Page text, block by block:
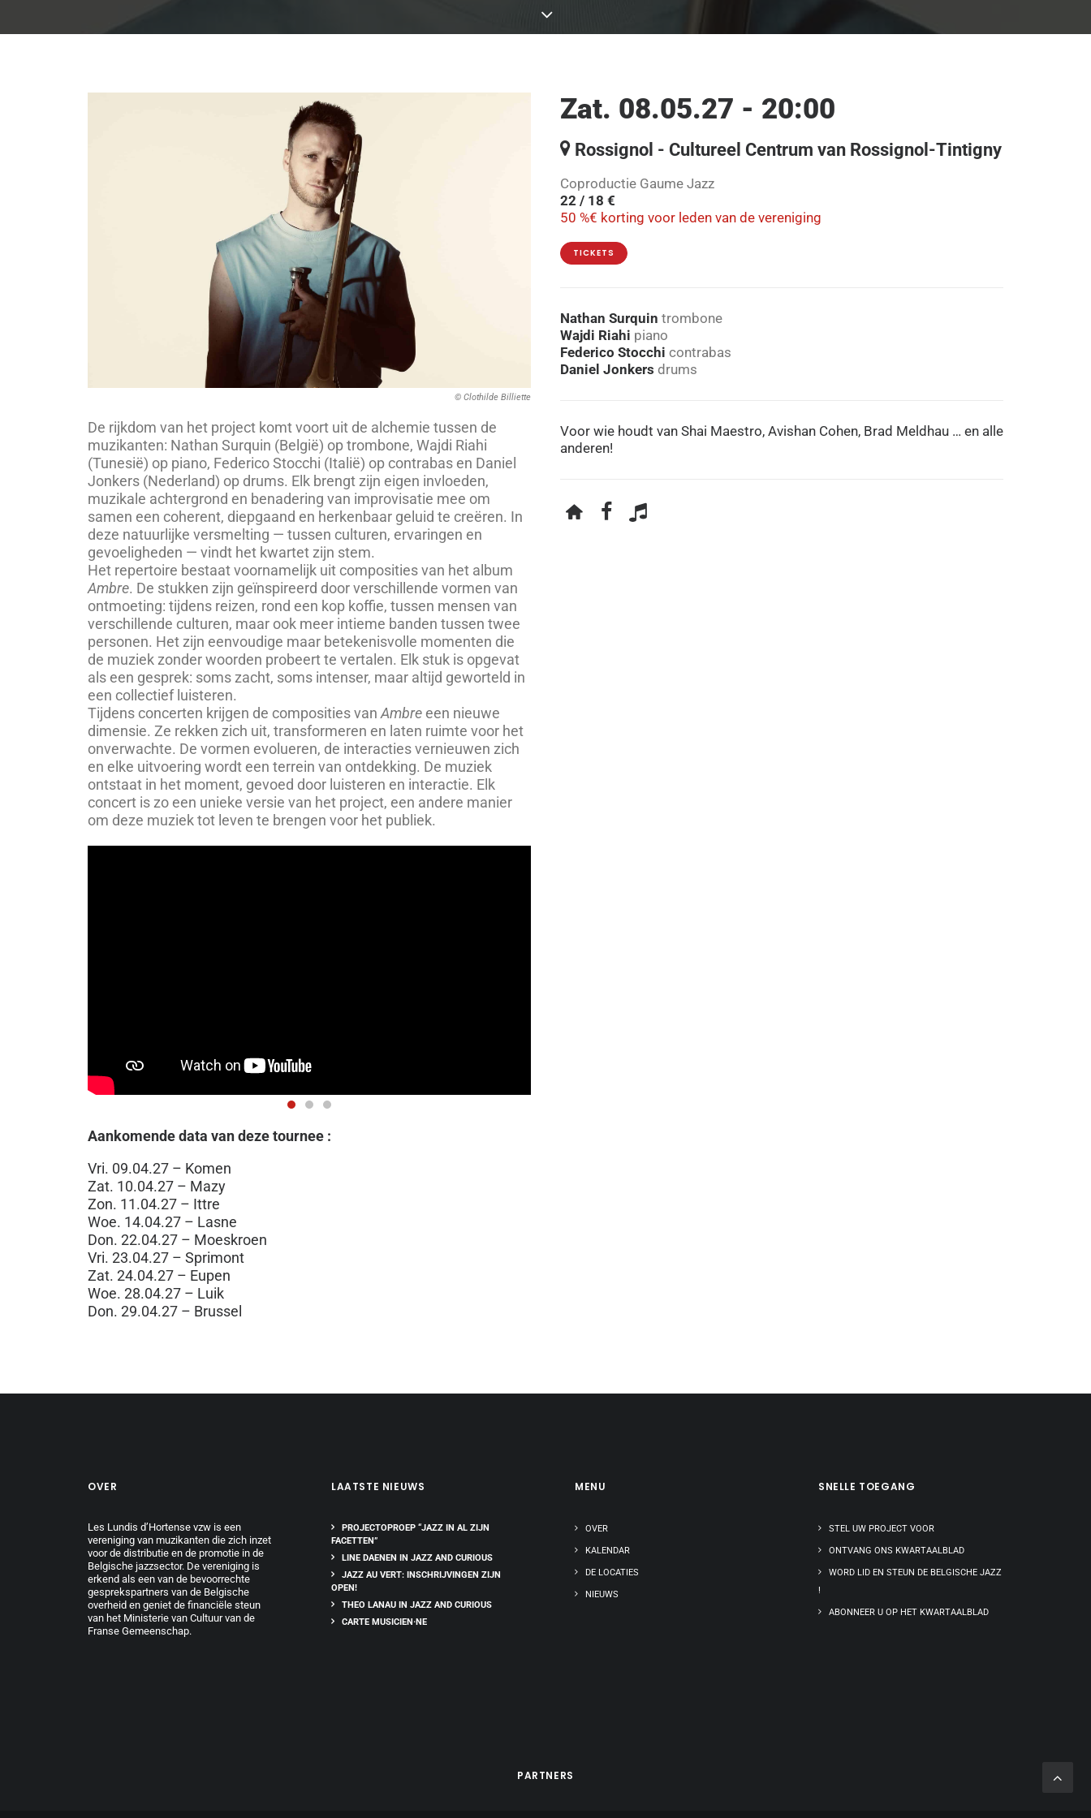
© Clothilde Billiette
De rijkdom van het project komt voort uit de alchemie tussen de
muzikanten: Nathan Surquin (België) op trombone, Wajdi Riahi
(Tunesië) op piano, Federico Stocchi (Italië) op contrabas en Daniel
Jonkers (Nederland) op drums. Elk brengt zijn eigen invloeden,
muzikale achtergrond en benadering van improvisatie mee om
samen een coherent, diepgaand en herkenbaar geluid te creëren. In
deze natuurlijke versmelting — tussen culturen, ervaringen en
gevoeligheden — vindt het kwartet zijn stem.
Het repertoire bestaat voornamelijk uit composities van het album
Ambre. De stukken zijn geïnspireerd door verschillende vormen van
ontmoeting: tijdens reizen, rond een kop koffie, tussen mensen van
verschillende culturen, maar ook meer intieme banden tussen twee
personen. Het zijn eenvoudige maar betekenisvolle momenten die
de muziek zonder woorden probeert te vertalen. Elk stuk is opgevat
als een gesprek: soms zacht, soms intenser, maar altijd geworteld in
een collectief luisteren.
Tijdens concerten krijgen de composities van Ambre een nieuwe
dimensie. Ze rekken zich uit, transformeren en laten ruimte voor het
onverwachte. De vormen evolueren, de interacties vernieuwen zich
en elke uitvoering wordt een terrein van ontdekking. De muziek
ontstaat in het moment, gevoed door luisteren en interactie. Elk
concert is zo een unieke versie van het project, een andere manier
om deze muziek tot leven te brengen voor het publiek.
Aankomende data van deze tournee :
Vri. 09.04.27 – Komen
Zat. 10.04.27 – Mazy
Zon. 11.04.27 – Ittre
Woe. 14.04.27 – Lasne
Don. 22.04.27 – Moeskroen
Vri. 23.04.27 – Sprimont
Zat. 24.04.27 – Eupen
Woe. 28.04.27 – Luik
Don. 29.04.27 – Brussel
Zat. 08.05.27 - 20:00
Rossignol - Cultureel Centrum van Rossignol-Tintigny
Coproductie Gaume Jazz
22 / 18 €
50 %€ korting voor leden van de vereniging
TICKETS
Nathan Surquin trombone
Wajdi Riahi piano
Federico Stocchi contrabas
Daniel Jonkers drums
Voor wie houdt van Shai Maestro, Avishan Cohen, Brad Meldhau … en alle
anderen!
OVER
Les Lundis d’Hortense vzw is een
vereniging van muzikanten die zich inzet
voor de distributie en de promotie in de
Belgische jazzsector. De vereniging is
erkend als een van de bevoorrechte
gesprekspartners van de Belgische
overheid en geniet de financiële steun
van het Ministerie van Cultuur van de
Franse Gemeenschap.
LAATSTE NIEUWS
PROJECTOPROEP “JAZZ IN AL ZIJN
FACETTEN”
LINE DAENEN IN JAZZ AND CURIOUS
JAZZ AU VERT: INSCHRIJVINGEN ZIJN
OPEN!
THEO LANAU IN JAZZ AND CURIOUS
CARTE MUSICIEN·NE
MENU
OVER
KALENDAR
DE LOCATIES
NIEUWS
SNELLE TOEGANG
STEL UW PROJECT VOOR
ONTVANG ONS KWARTAALBLAD
WORD LID EN STEUN DE BELGISCHE JAZZ
!
ABONNEER U OP HET KWARTAALBLAD
PARTNERS